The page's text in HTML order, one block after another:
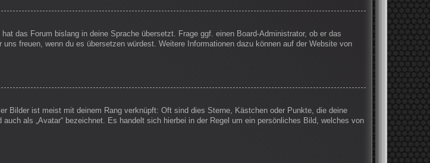
das Forum bislang in deine Sprache übersetzt. Frage ggf. einen Board-Administrator, ob er das
freuen, wenn du es übersetzen würdest. Weitere Informationen dazu können auf der Website von
Bilder ist meist mit deinem Rang verknüpft: Oft sind dies Sterne, Kästchen oder Punkte, die deine
als „Avatar“ bezeichnet. Es handelt sich hierbei in der Regel um ein persönliches Bild, welches von